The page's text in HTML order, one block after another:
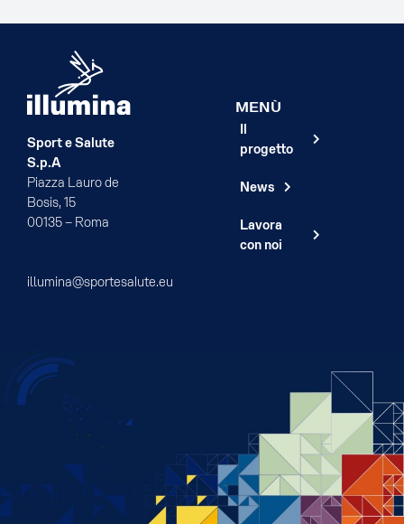
Sport e Salute
S.p.A
Piazza Lauro de
Bosis, 15
00135 – Roma
illumina@sportesalute.eu
MENÙ
Il
progetto
News
Lavora
con noi